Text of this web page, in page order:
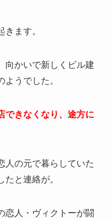
ます。
向かいで新しくビル建
うでした。
できなくなり、途方に
人の元で暮らしていた
と連絡が。
恋人・ヴィクトーが闘